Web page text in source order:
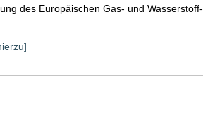
des Europäischen Gas- und Wasserstoff-